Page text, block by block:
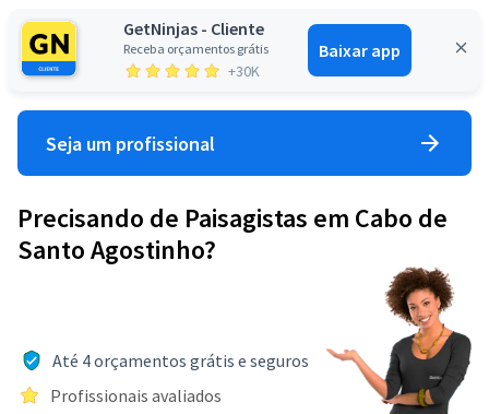
GetNinjas - Cliente
Receba orçamentos grátis
+30K
Baixar app
Entrar
Seja um profissional
Precisando de Paisagistas em Cabo de
Santo Agostinho?
Até 4 orçamentos grátis e seguros
Profissionais avaliados